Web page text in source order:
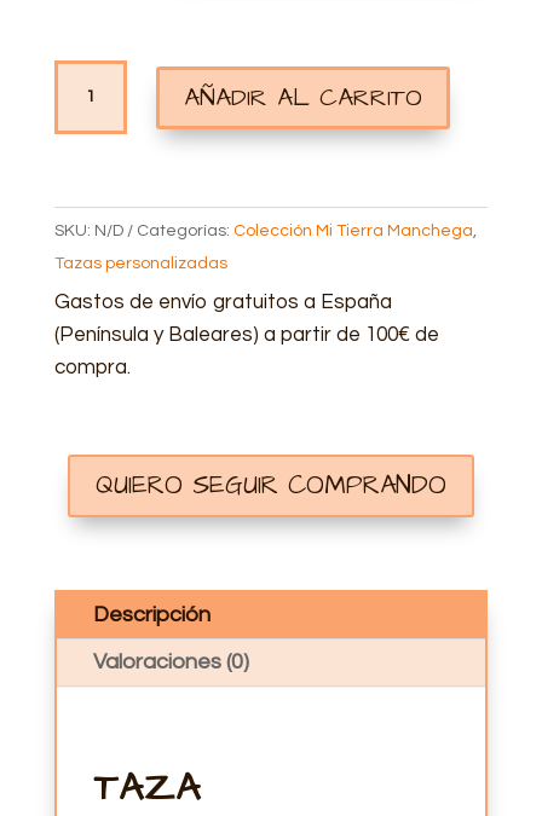
PERSONALIZADA
FERIA
PIMIENTO
CANTIDAD
AÑADIR AL CARRITO
SKU: N/D Categorías: Colección Mi Tierra Manchega,
Tazas personalizadas
Gastos de envío gratuitos a España
(Península y Baleares) a partir de 100€ de
compra.
QUIERO SEGUIR COMPRANDO
Descripción
Valoraciones (0)
TAZA